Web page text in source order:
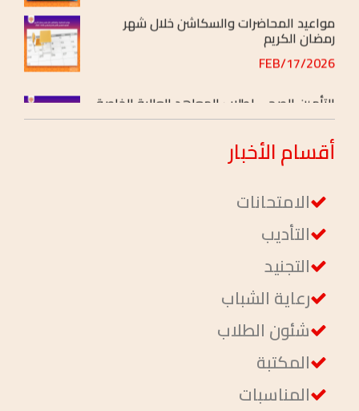
رمضان الكريم
2026/FEB/17
2026/FEB/04
أقسامالأخبار
الامتحانات
التأديب
التجنيد
رعاية الشباب
شئون الطلاب
المكتبة
المناسبات